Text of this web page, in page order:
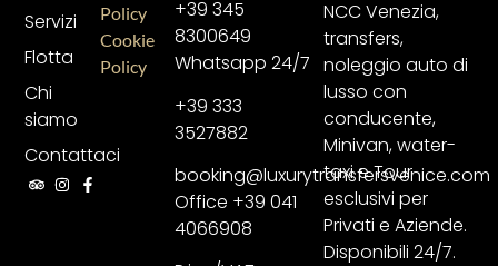
NCC Venezia,
transfers,
noleggio auto di
lusso con
conducente,
Minivan, water-
taxi e Tour
esclusivi per
Privati e Aziende.
Disponibili 24/7.
+39 345
8300649
Whatsapp 24/7
+39 333
3527882
booking@luxurytransfersvenice.com
Office +39 041
4066908
Servizi
Flotta
Chi
siamo
Contattaci
Policy
Cookie
Policy